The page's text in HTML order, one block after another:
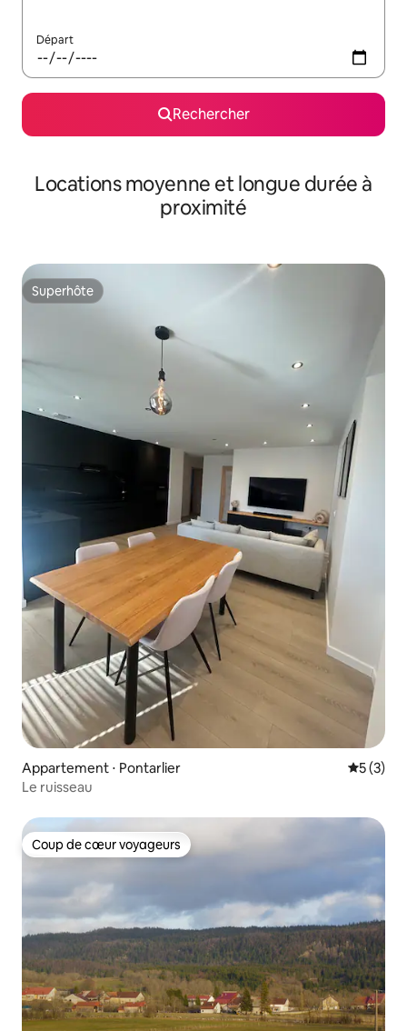
Départ
Rechercher
Locations moyenne et longue durée à
proximité
Superhôte
Superhôte
Appartement ⋅ Pontarlier
5 (3)
Le ruisseau
Coup de cœur voyageurs
Coup de cœur voyageurs